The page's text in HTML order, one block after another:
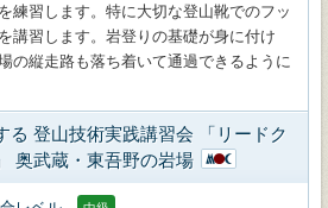
練習します。特に大切な登山靴でのフッ
講習します。岩登りの基礎が身に付け
の縦走路も落ち着いて通過できるように
る 登山技術実践講習会 「リードク
奥武蔵・東吾野の岩場